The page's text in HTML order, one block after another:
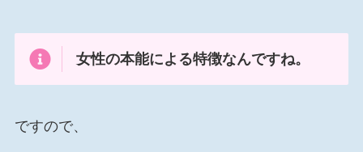
女性の本能による特徴なんですね。
ですので、